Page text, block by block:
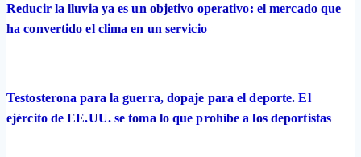
Reducir la lluvia ya es un objetivo operativo: el mercado que
ha convertido el clima en un servicio
Testosterona para la guerra, dopaje para el deporte. El
ejército de EE.UU. se toma lo que prohíbe a los deportistas